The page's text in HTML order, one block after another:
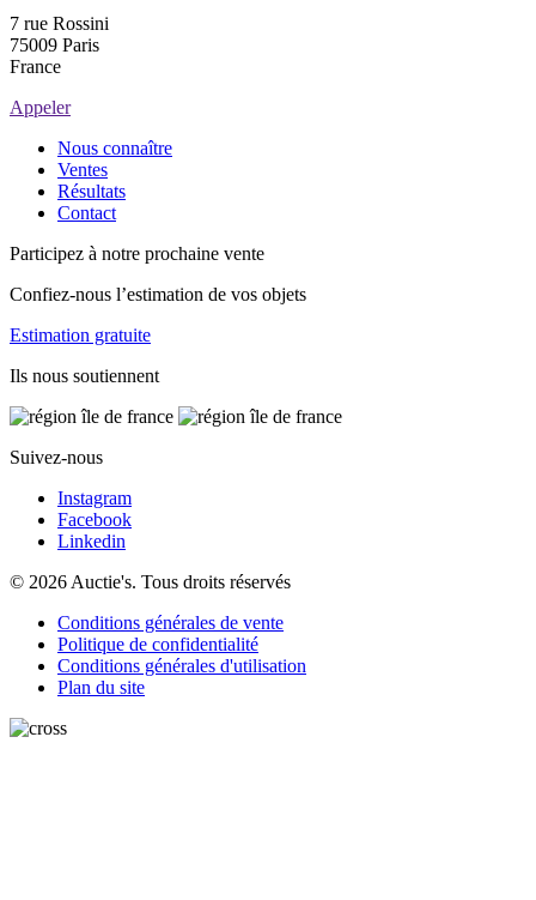
7 rue Rossini
75009 Paris
France
Appeler
Nous connaître
Ventes
Résultats
Contact
Participez à notre prochaine vente
Confiez-nous l’estimation de vos objets
Estimation gratuite
Ils nous soutiennent
Suivez-nous
Instagram
Facebook
Linkedin
© 2026 Auctie's. Tous droits réservés
Conditions générales de vente
Politique de confidentialité
Conditions générales d'utilisation
Plan du site